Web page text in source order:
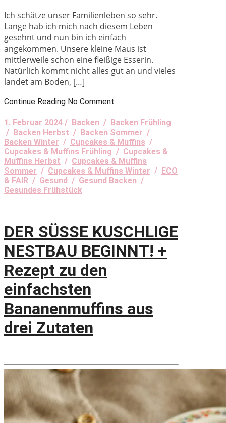
Ich schätze unser Familienleben so sehr.
Lange hab ich mich nach diesem Leben
gesehnt und nun bin ich einfach
angekommen. Unsere kleine Maus ist
mittlerweile schon eine fleißige Esserin.
Natürlich kommt nicht alles gut an und vieles
landet am Boden, […]
Continue Reading No Comment
1. Februar 2024 / Backen / Backen Frühling
/ Backen Herbst / Backen Sommer /
Backen Winter / Cupcakes & Muffins /
Cupcakes & Muffins Frühling / Cupcakes &
Muffins Herbst / Cupcakes & Muffins
Sommer / Cupcakes & Muffins Winter / ECO
& FAIR / Gesund / Gesund Backen /
Gesundes Frühstück
DER SÜSSE KUSCHLIGE
NESTBAU BEGINNT! +
Rezept zu den
einfachsten
Bananenmuffins aus
drei Zutaten